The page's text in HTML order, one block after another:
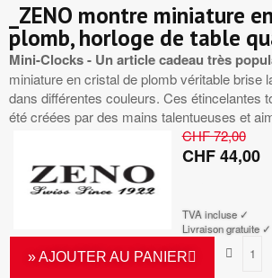
_ZENO montre miniature
plomb, horloge de table
Mini-Clocks - Un article cadeau très
miniature en cristal de plomb véritable brise
dans différentes couleurs. Ces étincelantes
été créées par des mains talentueuses et
CHF 72,00
CHF 44,00
TVA incluse ✓
Livraison gratuite ✓
» AJOUTER AU PANIER